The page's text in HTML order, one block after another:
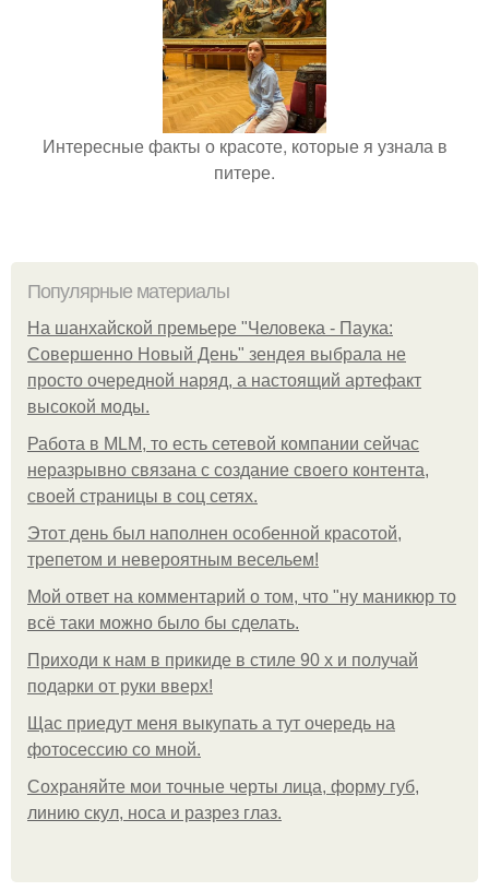
Интересные факты о красоте, которые я узнала в
питере.
Популярные материалы
На шанхайской премьере "Человека - Паука:
Совершенно Новый День" зендея выбрала не
просто очередной наряд, а настоящий артефакт
высокой моды.
Работа в MLM, то есть сетевой компании сейчас
неразрывно связана с создание своего контента,
своей страницы в соц сетях.
Этот день был наполнен особенной красотой,
трепетом и невероятным весельем!
Мой ответ на комментарий о том, что "ну маникюр то
всё таки можно было бы сделать.
Приходи к нам в прикиде в стиле 90 х и получай
подарки от руки вверх!
Щас приедут меня выкупать а тут очередь на
фотосессию со мной.
Сохраняйте мои точные черты лица, форму губ,
линию скул, носа и разрез глаз.